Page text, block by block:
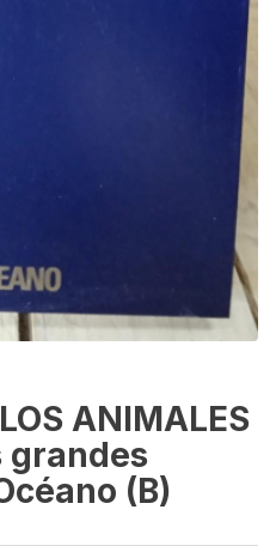
ANIMALES
grandes
(B)